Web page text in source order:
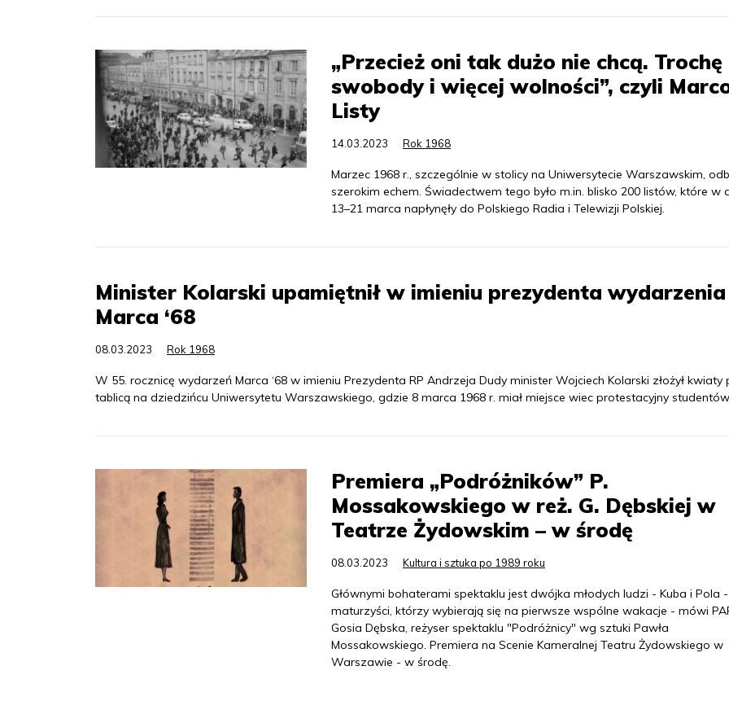
„Przecież oni tak dużo nie chcą. Trochę
swobody i więcej wolności”, czyli
Listy
14.03.2023 Rok 1968
Marzec 1968 r., szczególnie w stolicy na Uniwersytecie Warszawskim,
szerokim echem. Świadectwem tego było m.in. blisko 200 listów, które w
13–21 marca napłynęły do Polskiego Radia i Telewizji Polskiej.
Minister Kolarski upamiętnił w imieniu prezydenta wydarzenia
Marca ‘68
08.03.2023 Rok 1968
W 55. rocznicę wydarzeń Marca ‘68 w imieniu Prezydenta RP Andrzeja Dudy minister Wojciech Kolarski złożył kwiaty
tablicą na dziedzińcu Uniwersytetu Warszawskiego, gdzie 8 marca 1968 r. miał miejsce wiec protestacyjny
Premiera „Podróżników” P.
Mossakowskiego w reż. G. Dębskiej w
Teatrze Żydowskim – w środę
08.03.2023 Kultura i sztuka po 1989 roku
Głównymi bohaterami spektaklu jest dwójka młodych ludzi - Kuba i Pola -
maturzyści, którzy wybierają się na pierwsze wspólne wakacje - mówi
Gosia Dębska, reżyser spektaklu "Podróżnicy" wg sztuki Pawła
Mossakowskiego. Premiera na Scenie Kameralnej Teatru Żydowskiego w
Warszawie - w środę.